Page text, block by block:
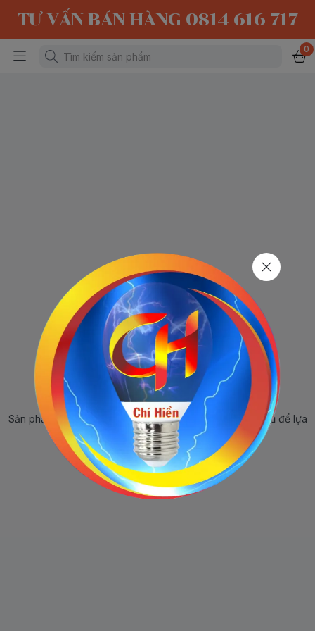
TƯ VẤN BÁN HÀNG 0814 616 717
0
Sản phẩm ngừng bán
Sản phẩm này hiện tại đã ngừng bán. Hãy trở về trang chủ để lựa
chọn sản phẩm khác.
Quay lại trang chủ